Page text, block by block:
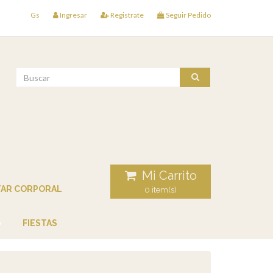
Gs Ingresar Registrate Seguir Pedido
CORPORAL
FIESTAS
Mi Carrito
0 item(s)